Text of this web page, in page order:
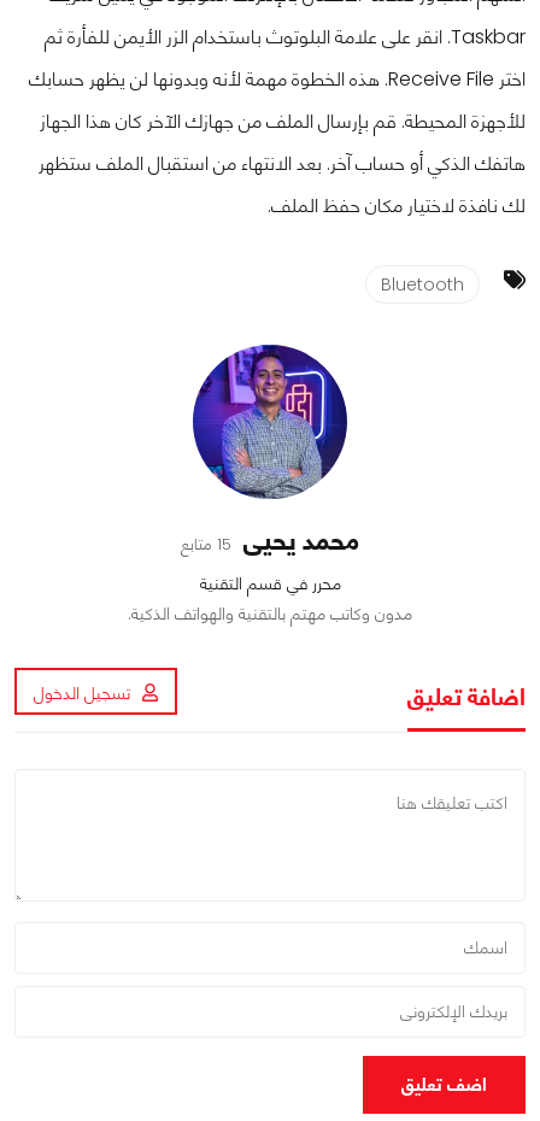
Taskbar. انقر على علامة البلوتوث باستخدام الزر الأيمن للفأرة ثم
اختر Receive File. هذه الخطوة مهمة لأنه وبدونها لن يظهر حسابك
للأجهزة المحيطة. قم بإرسال الملف من جهازك الآخر كان هذا الجهاز
هاتفك الذكي أو حساب آخر. بعد الانتهاء من استقبال الملف ستظهر
لك نافذة لاختيار مكان حفظ الملف.
Bluetooth
محمد يحيى 15 متابع
محرر في قسم التقنية
مدون وكاتب مهتم بالتقنية والهواتف الذكية.
اضافة تعليق تسجيل الدخول
اضف تعليق